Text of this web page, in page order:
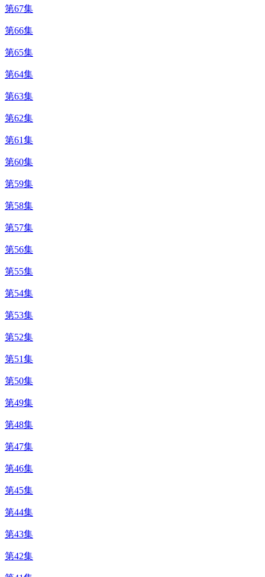
第67集
第66集
第65集
第64集
第63集
第62集
第61集
第60集
第59集
第58集
第57集
第56集
第55集
第54集
第53集
第52集
第51集
第50集
第49集
第48集
第47集
第46集
第45集
第44集
第43集
第42集